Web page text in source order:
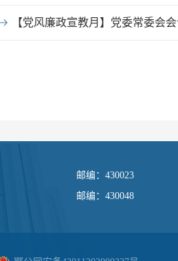
【党风廉政宣教月】党委常委会
邮编：430023
邮编：430048